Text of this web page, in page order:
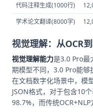
代码注释生成(1000行)
学术论文翻译(8000字)
视觉理解：从OCR
视觉理解能力是3.0 Pro最
期模型不同，3.0 Pro能够
在文档数字化场景中，模
JSON格式，对于包含10
98.7%，而传统OCR+NLP